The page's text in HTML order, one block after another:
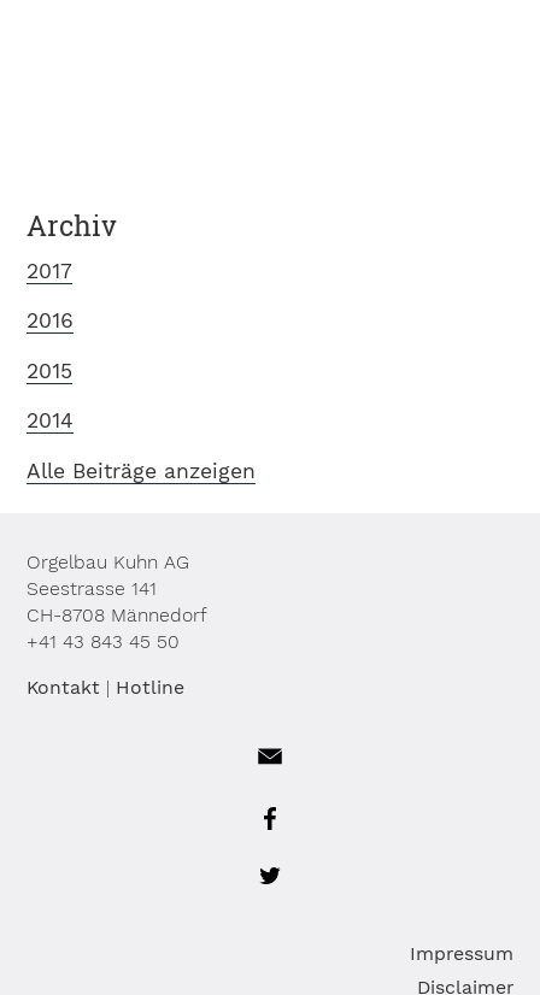
Archiv
2017
2016
2015
2014
Alle Beiträge anzeigen
Orgelbau Kuhn AG
Seestrasse 141
CH-8708 Männedorf
+41 43 843 45 50
Kontakt | Hotline
Impressum
Disclaimer